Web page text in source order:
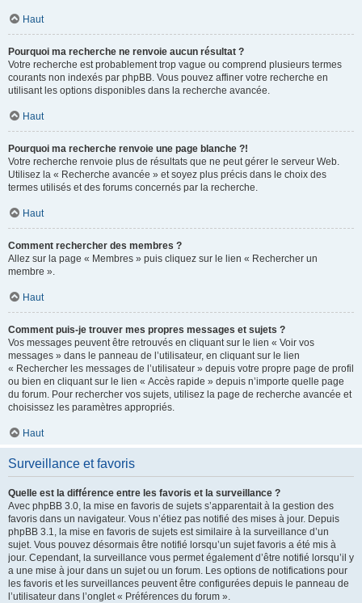
Haut
Pourquoi ma recherche ne renvoie aucun résultat ?
Votre recherche est probablement trop vague ou comprend plusieurs termes
courants non indexés par phpBB. Vous pouvez affiner votre recherche en
utilisant les options disponibles dans la recherche avancée.
Haut
Pourquoi ma recherche renvoie une page blanche ?!
Votre recherche renvoie plus de résultats que ne peut gérer le serveur Web.
Utilisez la « Recherche avancée » et soyez plus précis dans le choix des
termes utilisés et des forums concernés par la recherche.
Haut
Comment rechercher des membres ?
Allez sur la page « Membres » puis cliquez sur le lien « Rechercher un
membre ».
Haut
Comment puis-je trouver mes propres messages et sujets ?
Vos messages peuvent être retrouvés en cliquant sur le lien « Voir vos
messages » dans le panneau de l’utilisateur, en cliquant sur le lien
« Rechercher les messages de l’utilisateur » depuis votre propre page de profil
ou bien en cliquant sur le lien « Accès rapide » depuis n’importe quelle page
du forum. Pour rechercher vos sujets, utilisez la page de recherche avancée et
choisissez les paramètres appropriés.
Haut
Surveillance et favoris
Quelle est la différence entre les favoris et la surveillance ?
Avec phpBB 3.0, la mise en favoris de sujets s’apparentait à la gestion des
favoris dans un navigateur. Vous n’étiez pas notifié des mises à jour. Depuis
phpBB 3.1, la mise en favoris de sujets est similaire à la surveillance d’un
sujet. Vous pouvez désormais être notifié lorsqu’un sujet favoris a été mis à
jour. Cependant, la surveillance vous permet également d’être notifié lorsqu’il y
a une mise à jour dans un sujet ou un forum. Les options de notifications pour
les favoris et les surveillances peuvent être configurées depuis le panneau de
l’utilisateur dans l’onglet « Préférences du forum ».